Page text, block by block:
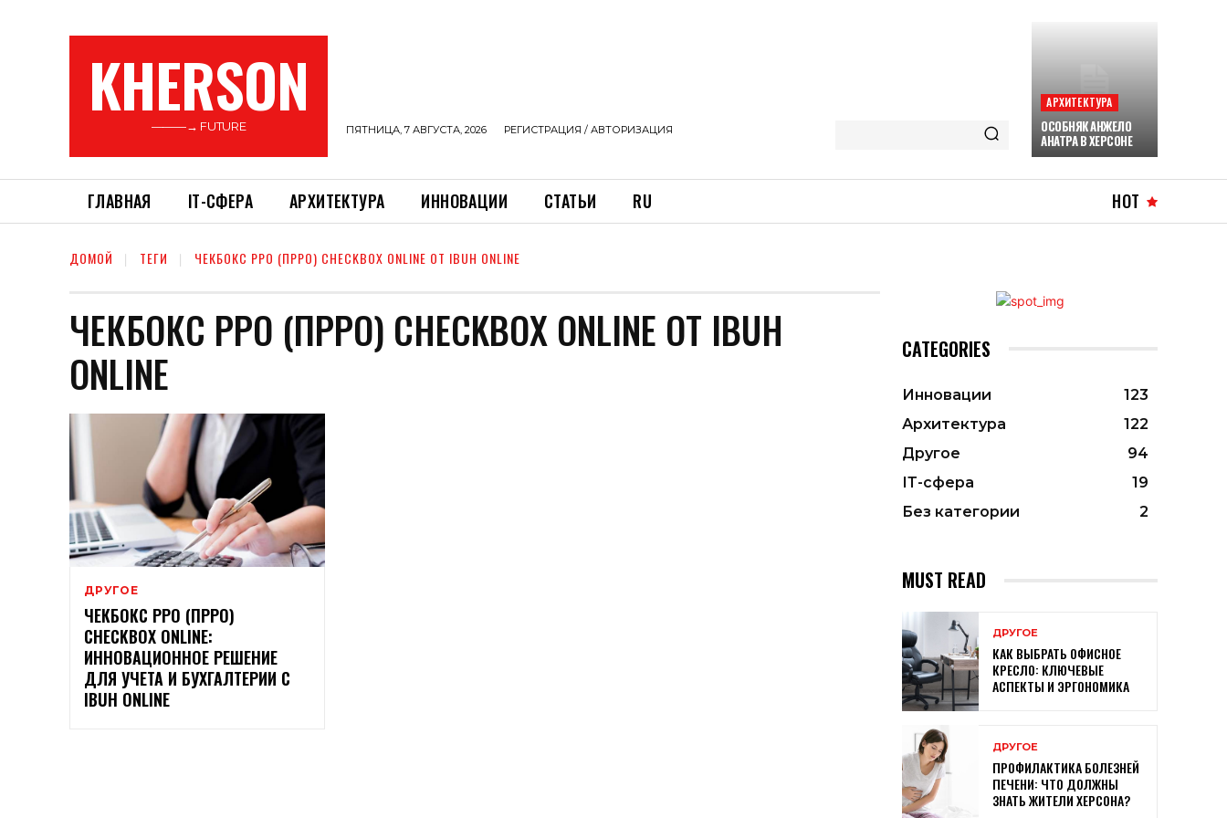
KHERSON
———→ FUTURE ПЯТНИЦА, 7 АВГУСТА, 2026 РЕГИСТРАЦИЯ / АВТОРИЗАЦИЯ
АРХИТЕКТУРА
ОСОБНЯК АНЖЕЛО
АНАТРА В ХЕРСОНЕ
ГЛАВНАЯ ІТ-СФЕРА АРХИТЕКТУРА ИННОВАЦИИ СТАТЬИ RU HOT
ДОМОЙ ТЕГИ ЧЕКБОКС РРО (ПРРО) CHECKBOX ONLINE ОТ IBUH ONLINE
ЧЕКБОКС РРО (ПРРО) CHECKBOX ONLINE ОТ IBUH
ONLINE
ДРУГОЕ
ЧЕКБОКС РРО (ПРРО)
CHECKBOX ONLINE:
ИННОВАЦИОННОЕ РЕШЕНИЕ
ДЛЯ УЧЕТА И БУХГАЛТЕРИИ С
IBUH ONLINE
CATEGORIES
Инновации
123
Архитектура
122
Другое
94
ІТ-сфера
19
Без категории
2
MUST READ
ДРУГОЕ
КАК ВЫБРАТЬ ОФИСНОЕ
КРЕСЛО: КЛЮЧЕВЫЕ
АСПЕКТЫ И ЭРГОНОМИКА
ДРУГОЕ
ПРОФИЛАКТИКА БОЛЕЗНЕЙ
ПЕЧЕНИ: ЧТО ДОЛЖНЫ
ЗНАТЬ ЖИТЕЛИ ХЕРСОНА?